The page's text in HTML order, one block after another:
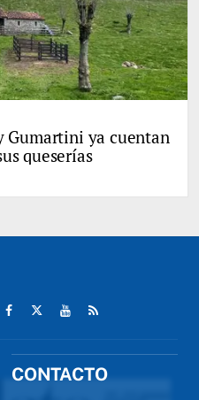
Gumartini ya cuentan
queserías
CONTACTO